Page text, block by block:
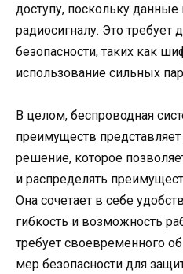
доступу, поскольку
радиосигналу. Это требует
безопасности, таких как
использование сильных
В целом, беспроводная
преимуществ
решение, которое
и распределять
Она сочетает в себе
гибкость и возможность
требует своевременного
мер безопасности для